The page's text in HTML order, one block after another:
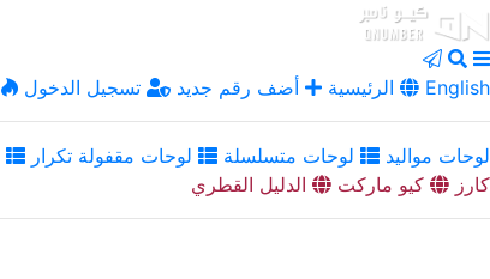
الرئيسية أضف رقم جديد تسجيل الدخول English
لوحات مواليد لوحات متسلسلة لوحات مقفولة تكرار
كارز
كيو ماركت الدليل القطري